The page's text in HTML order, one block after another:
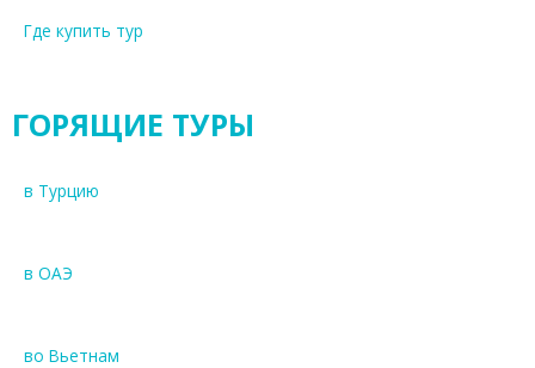
Где купить тур
ГОРЯЩИЕ ТУРЫ
в Турцию
в ОАЭ
во Вьетнам